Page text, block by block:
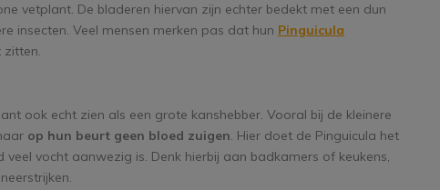
vetplant. De bladeren hiervan zijn echter bedekt met een dun
insecten. Veel mensen merken pas dat hun Pinguicula
zitten.
ook echt zien als een grote kanshebber. Vooral bij de kleinere
op hun beurt geen bloed zuigen. Hier doet de Pinguicula het
vocht aanwezig is. Denk hierbij aan badkamers of keukens,